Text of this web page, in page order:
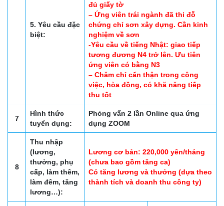
5. Yêu cầu đặc
biệt:
đủ giấy tờ
– Ứng viên trái ngành đã thi đỗ
chứng chỉ sơn xây dựng. Cần kinh
nghiệm về sơn
-Yêu cầu về tiếng Nhật: giao tiếp
tương đương N4 trở lên. Ưu tiên
ứng viên có bằng N3
– Chăm chỉ cẩn thận trong công
việc, hòa đồng, có khă năng tiếp
thu tốt
7
Hình thức
tuyển dụng:
Phỏng vấn 2 lần Online qua ứng
dụng ZOOM
8
Thu nhập
(lương,
thưởng, phụ
cấp, làm thêm,
làm đêm, tăng
lương…):
Lương cơ bản: 220,000 yên/tháng
(chưa bao gồm tăng ca)
Có tăng lương và thưởng (dựa theo
thành tích và doanh thu công ty)